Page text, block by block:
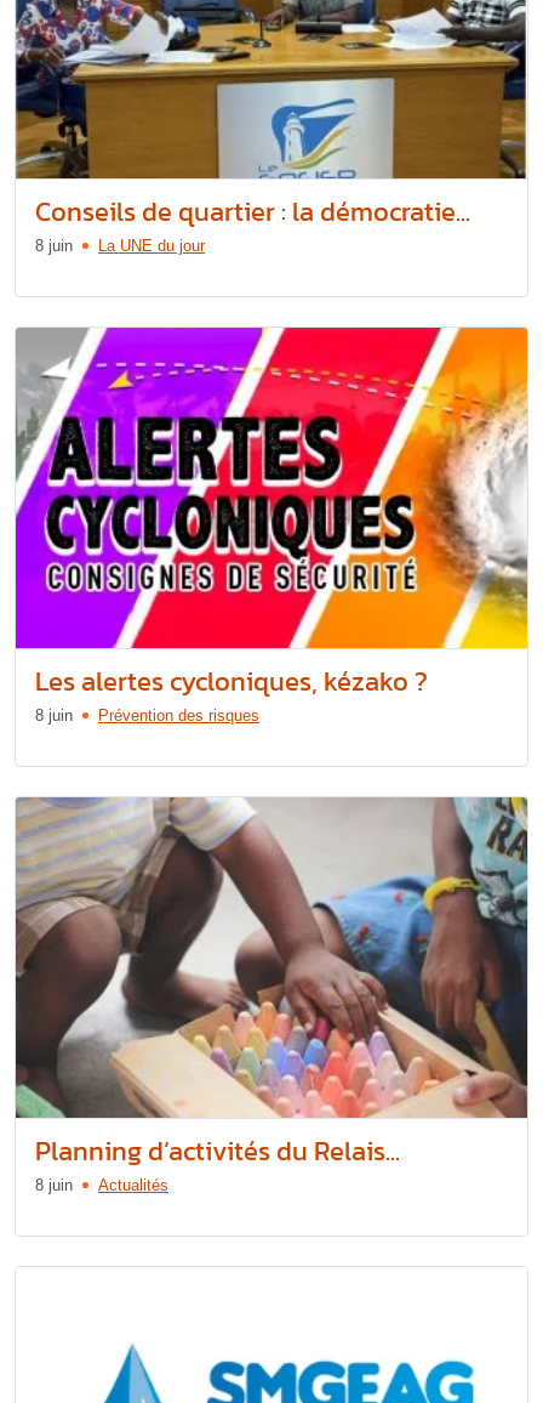
Conseils de quartier : la démocratie...
8 juin La UNE du jour
Les alertes cycloniques, kézako ?
8 juin Prévention des risques
Planning d’activités du Relais...
8 juin Actualités